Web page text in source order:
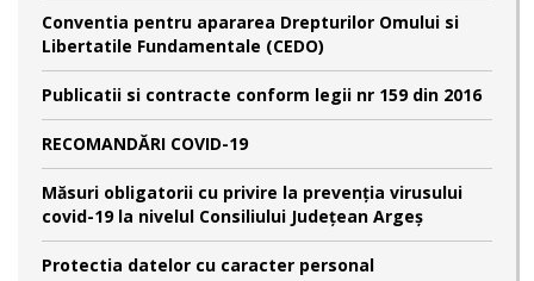
Conventia pentru apararea Drepturilor Omului si
Libertatile Fundamentale (CEDO)
Publicatii si contracte conform legii nr 159 din 2016
RECOMANDĂRI COVID-19
Măsuri obligatorii cu privire la prevenția virusului
covid-19 la nivelul Consiliului Județean Argeș
Protectia datelor cu caracter personal